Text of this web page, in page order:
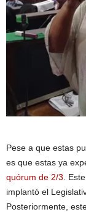
Pese a que estas
es que estas ya
quórum de 2/3 .
implantó el
Posteriormente,